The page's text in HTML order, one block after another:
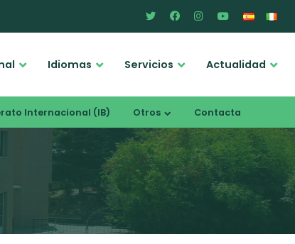
Idiomas Servicios Actualidad
Internacional (IB) Otros Contacta